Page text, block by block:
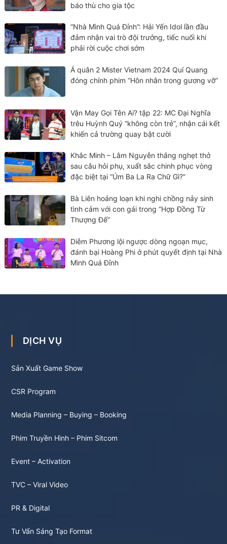
báo thù cho gia tộc
“Nhà Mình Quá Đỉnh”: Hải Yến Idol lần đầu
đảm nhận vai trò đội trưởng, tiếc nuối khi
phải rời cuộc chơi sớm
Á quân 2 Mister Vietnam 2024 Quí Quang
đóng chính phim “Hôn nhân trong gương vỡ”
Vận May Gọi Tên Ai? tập 22: MC Đại Nghĩa
trêu Huỳnh Quý “không còn trẻ”, nhận cái kết
khiến cả trường quay bật cười
Khắc Minh – Lâm Nguyễn thắng nghẹt thở
sau câu hỏi phụ, xuất sắc chinh phục vòng
đặc biệt tại “Úm Ba La Ra Chữ Gì?”
Bà Liên hoảng loạn khi nghi chồng nảy sinh
tình cảm với con gái trong “Hợp Đồng Từ
Thượng Đế”
Diễm Phương lội ngược dòng ngoạn mục,
đánh bại Hoàng Phi ở phút quyết định tại Nhà
Mình Quá Đỉnh
DỊCH VỤ
Sản Xuất Game Show
CSR Program
Media Planning – Buying – Booking
Phim Truyền Hình – Phim Sitcom
Event – Activation
TVC – Viral Video
PR & Digital
Tư Vấn Sáng Tạo Format